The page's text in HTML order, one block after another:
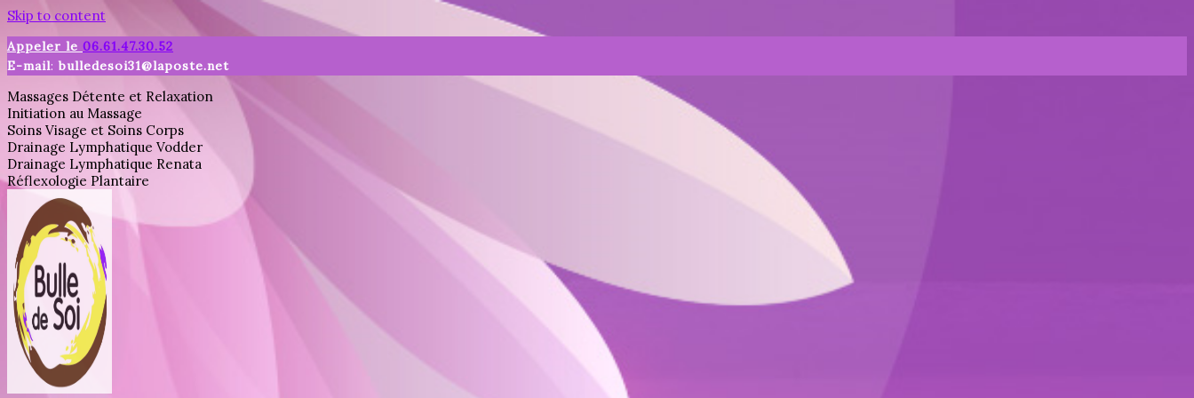
Skip to content
Appeler le 06.61.47.30.52
E-mail: bulledesoi31@laposte.net
Massages Détente et Relaxation
Initiation au Massage
Soins Visage et Soins Corps
Drainage Lymphatique Vodder
Drainage Lymphatique Renata
Réflexologie Plantaire